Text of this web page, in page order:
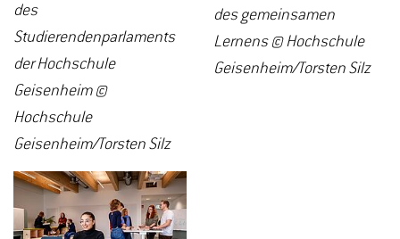
des
Studierendenparlaments
der Hochschule
Geisenheim ©
Hochschule
Geisenheim/Torsten Silz
des gemeinsamen
Lernens © Hochschule
Geisenheim/Torsten Silz